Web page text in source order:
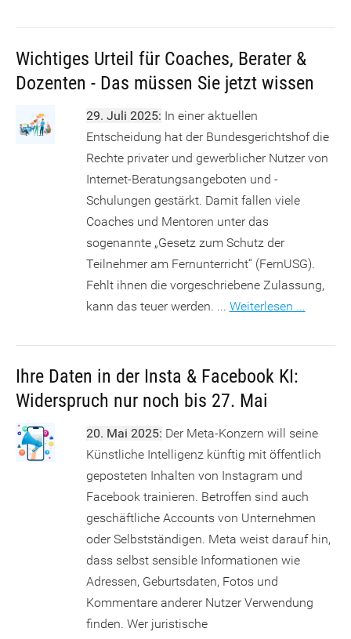
Wichtiges Urteil für Coaches, Berater &
Dozenten - Das müssen Sie jetzt wissen
29. Juli 2025: In einer aktuellen
Entscheidung hat der Bundesgerichtshof die
Rechte privater und gewerblicher Nutzer von
Internet-Beratungsangeboten und -
Schulungen gestärkt. Damit fallen viele
Coaches und Mentoren unter das
sogenannte „Gesetz zum Schutz der
Teilnehmer am Fernunterricht“ (FernUSG).
Fehlt ihnen die vorgeschriebene Zulassung,
kann das teuer werden. ... Weiterlesen ...
Ihre Daten in der Insta & Facebook KI:
Widerspruch nur noch bis 27. Mai
20. Mai 2025: Der Meta-Konzern will seine
Künstliche Intelligenz künftig mit öffentlich
geposteten Inhalten von Instagram und
Facebook trainieren. Betroffen sind auch
geschäftliche Accounts von Unternehmen
oder Selbstständigen. Meta weist darauf hin,
dass selbst sensible Informationen wie
Adressen, Geburtsdaten, Fotos und
Kommentare anderer Nutzer Verwendung
finden. Wer juristische